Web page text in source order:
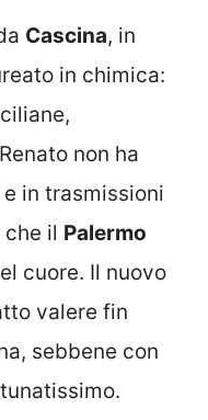
Cascina, in
in chimica:
non ha
in trasmissioni
il Palermo
cuore. Il nuovo
valere fin
sebbene con